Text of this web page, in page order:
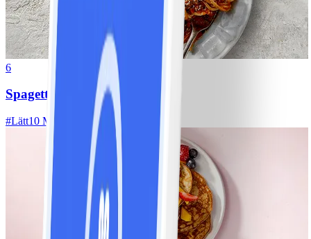
6
Spagetti med köttfärssås
#Lätt10 MIN